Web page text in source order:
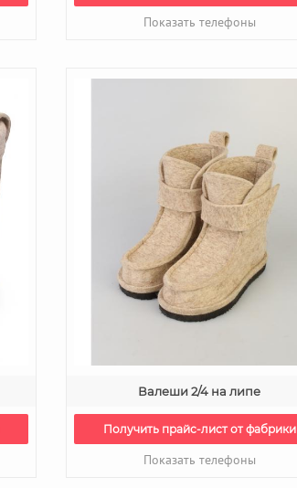
Показать телефоны
Валеши 2/4 на липе
Получить прайс-лист от фабрики
Показать телефоны